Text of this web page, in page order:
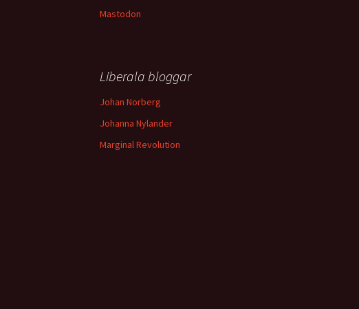
Mastodon
Liberala bloggar
Johan Norberg
Johanna Nylander
Marginal Revolution